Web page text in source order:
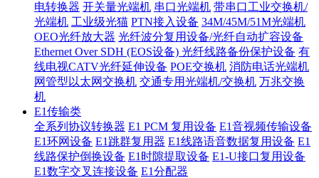
电转换器 开关量光端机 串口光端机 带串口工业交换机/
光端机 工业级光猫 PTN接入设备 34M/45M/51M光端机
OEO光纤放大器 光纤波分复用设备/光纤自动扩容设备
Ethernet Over SDH (EOS设备) 光纤线路备份保护设备 有
线电视CATV光纤延伸设备 POE交换机 消防电话光端机
网管型以太网交换机 交通专用光端机/交换机 万兆交换
机
E1传输类
全系列协议转换器 E1 PCM 复用设备 E1音视频传输设备
E1环网设备 E1跳群复用器 E1线路语音数据复用设备 E1
线路保护倒换设备 E1时隙提取设备 E1-U接口复用设备
E1数字交叉连接设备 E1分配器